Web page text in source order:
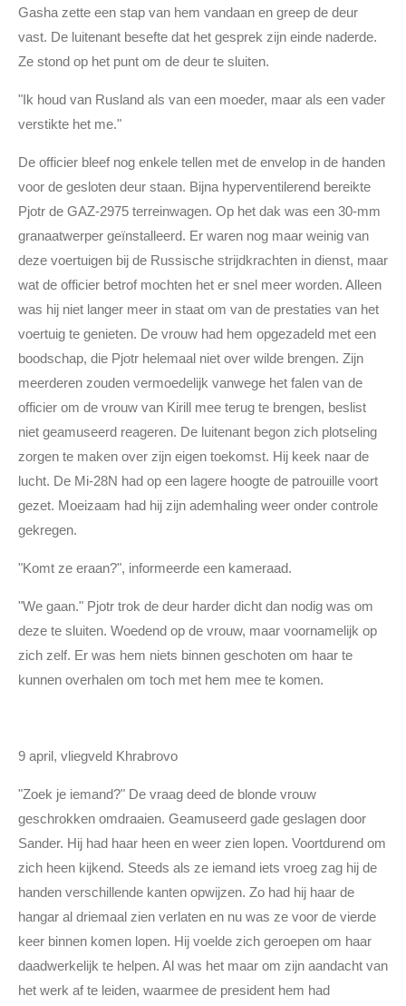
Gasha zette een stap van hem vandaan en greep de deur
vast. De luitenant besefte dat het gesprek zijn einde naderde.
Ze stond op het punt om de deur te sluiten.
"Ik houd van Rusland als van een moeder, maar als een vader
verstikte het me."
De officier bleef nog enkele tellen met de envelop in de handen
voor de gesloten deur staan. Bijna hyperventilerend bereikte
Pjotr de GAZ-2975 terreinwagen. Op het dak was een 30-mm
granaatwerper geïnstalleerd. Er waren nog maar weinig van
deze voertuigen bij de Russische strijdkrachten in dienst, maar
wat de officier betrof mochten het er snel meer worden. Alleen
was hij niet langer meer in staat om van de prestaties van het
voertuig te genieten. De vrouw had hem opgezadeld met een
boodschap, die Pjotr helemaal niet over wilde brengen. Zijn
meerderen zouden vermoedelijk vanwege het falen van de
officier om de vrouw van Kirill mee terug te brengen, beslist
niet geamuseerd reageren. De luitenant begon zich plotseling
zorgen te maken over zijn eigen toekomst. Hij keek naar de
lucht. De Mi-28N had op een lagere hoogte de patrouille voort
gezet. Moeizaam had hij zijn ademhaling weer onder controle
gekregen.
"Komt ze eraan?", informeerde een kameraad.
"We gaan." Pjotr trok de deur harder dicht dan nodig was om
deze te sluiten. Woedend op de vrouw, maar voornamelijk op
zich zelf. Er was hem niets binnen geschoten om haar te
kunnen overhalen om toch met hem mee te komen.
9 april, vliegveld Khrabrovo
"Zoek je iemand?" De vraag deed de blonde vrouw
geschrokken omdraaien. Geamuseerd gade geslagen door
Sander. Hij had haar heen en weer zien lopen. Voortdurend om
zich heen kijkend. Steeds als ze iemand iets vroeg zag hij de
handen verschillende kanten opwijzen. Zo had hij haar de
hangar al driemaal zien verlaten en nu was ze voor de vierde
keer binnen komen lopen. Hij voelde zich geroepen om haar
daadwerkelijk te helpen. Al was het maar om zijn aandacht van
het werk af te leiden, waarmee de president hem had